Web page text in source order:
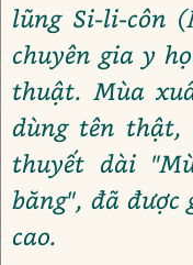
lũng Si-li-côn
chuyên gia y
thuật. Mùa
dùng tên thật,
thuyết dài
băng", đã được
cao.